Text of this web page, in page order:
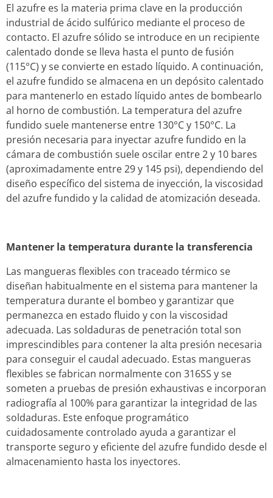
El azufre es la materia prima clave en la producción
industrial de ácido sulfúrico mediante el proceso de
contacto. El azufre sólido se introduce en un recipiente
calentado donde se lleva hasta el punto de fusión
(115°C) y se convierte en estado líquido. A continuación,
el azufre fundido se almacena en un depósito calentado
para mantenerlo en estado líquido antes de bombearlo
al horno de combustión. La temperatura del azufre
fundido suele mantenerse entre 130°C y 150°C. La
presión necesaria para inyectar azufre fundido en la
cámara de combustión suele oscilar entre 2 y 10 bares
(aproximadamente entre 29 y 145 psi), dependiendo del
diseño específico del sistema de inyección, la viscosidad
del azufre fundido y la calidad de atomización deseada.
Mantener la temperatura durante la transferencia
Las mangueras flexibles con traceado térmico se
diseñan habitualmente en el sistema para mantener la
temperatura durante el bombeo y garantizar que
permanezca en estado fluido y con la viscosidad
adecuada. Las soldaduras de penetración total son
imprescindibles para contener la alta presión necesaria
para conseguir el caudal adecuado. Estas mangueras
flexibles se fabrican normalmente con 316SS y se
someten a pruebas de presión exhaustivas e incorporan
radiografía al 100% para garantizar la integridad de las
soldaduras. Este enfoque programático
cuidadosamente controlado ayuda a garantizar el
transporte seguro y eficiente del azufre fundido desde el
almacenamiento hasta los inyectores.